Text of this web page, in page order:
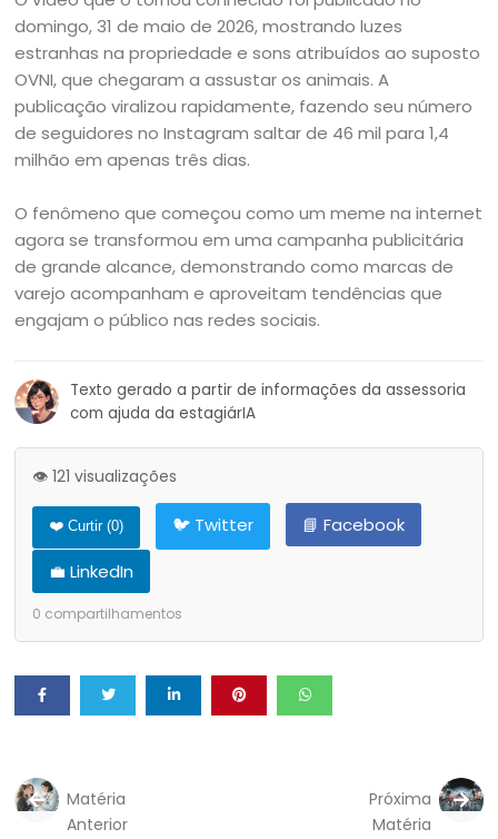
domingo, 31 de maio de 2026, mostrando luzes
estranhas na propriedade e sons atribuídos ao suposto
OVNI, que chegaram a assustar os animais. A
publicação viralizou rapidamente, fazendo seu número
de seguidores no Instagram saltar de 46 mil para 1,4
milhão em apenas três dias.
O fenômeno que começou como um meme na internet
agora se transformou em uma campanha publicitária
de grande alcance, demonstrando como marcas de
varejo acompanham e aproveitam tendências que
engajam o público nas redes sociais.
Texto gerado a partir de informações da assessoria
com ajuda da estagiárIA
👁️ 121 visualizações
❤️ Curtir (0) 🐦 Twitter
📘 Facebook
💼 LinkedIn
0 compartilhamentos
Matéria
Anterior
Próxima
Matéria